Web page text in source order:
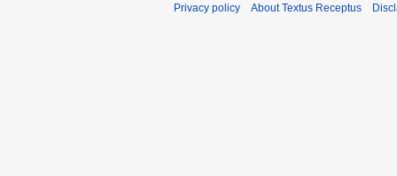
Privacy policy About Textus Receptus